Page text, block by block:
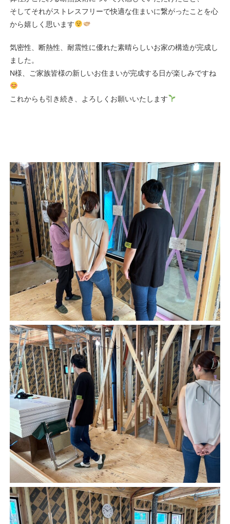
そしてそれがストレスフリーで快適な住まいに繋がったことを心
から嬉しく思います
気密性、断熱性、耐震性に優れた素晴らしいお家の構造が完成し
ました。
N様、ご家族皆様の新しいお住まいが完成する日が楽しみですね
これからも引き続き、よろしくお願いいたします